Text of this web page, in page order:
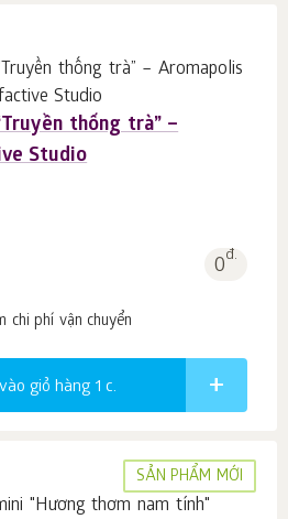
thống trà” –
Studio
0đ.
chi phí vận chuyển
giỏ hàng 1 c.
SẢN PHẨM MỚI